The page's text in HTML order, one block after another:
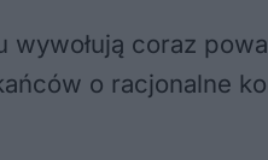
coraz
o racjonalne